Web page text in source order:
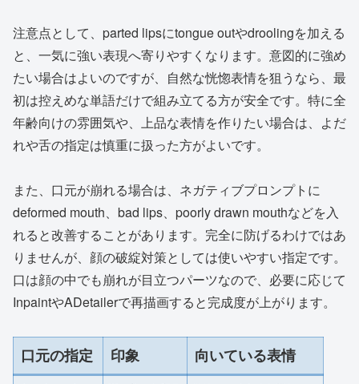
注意点として、parted lipsにtongue outやdroolingを加える
と、一気に強い表現へ寄りやすくなります。意図的に強め
たい場合はよいのですが、自然な恍惚表情を狙うなら、最
初は控えめな単語だけで組み立てる方が安全です。特に全
年齢向けの雰囲気や、上品な表情を作りたい場合は、よだ
れや舌の指定は慎重に扱った方がよいです。
また、口元が崩れる場合は、ネガティブプロンプトに
deformed mouth、bad lips、poorly drawn mouthなどを入
れると改善することがあります。完全に防げるわけではあ
りませんが、顔の破綻対策としては使いやすい指定です。
口は顔の中でも崩れが目立つパーツなので、必要に応じて
InpaintやADetailerで再描画すると完成度が上がります。
口元の指定 印象 向いている表情